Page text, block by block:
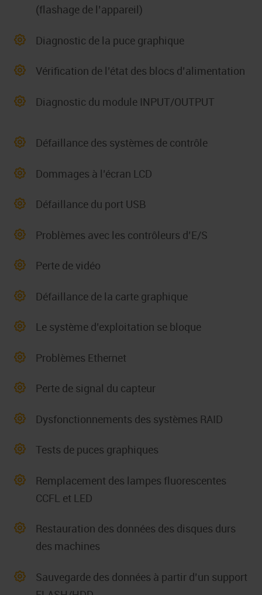
(flashage de l’appareil)
Diagnostic de la puce graphique
Vérification de l’état des blocs d’alimentation
Diagnostic du module INPUT/OUTPUT
Défaillance des systèmes de contrôle
Dommages à l’écran LCD
Défaillance du port USB
Problèmes avec les contrôleurs d’E/S
Perte de vidéo
Défaillance de la carte graphique
Le système d’exploitation se bloque
Problèmes Ethernet
Perte de signal du capteur
Dysfonctionnements des systèmes RAID
Tests de puces graphiques
Remplacement des lampes fluorescentes
CCFL et LED
Restauration des données des disques durs
des machines
Sauvegarde des données à partir d’un support